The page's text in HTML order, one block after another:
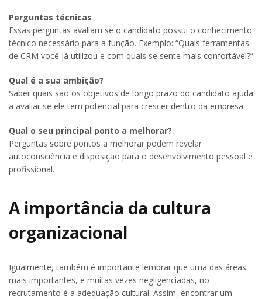
Perguntas técnicas
Essas perguntas avaliam se o candidato possui o conhecimento
técnico necessário para a função. Exemplo: “Quais ferramentas
de CRM você já utilizou e com quais se sente mais confortável?”
Qual é a sua ambição?
Saber quais são os objetivos de longo prazo do candidato ajuda
a avaliar se ele tem potencial para crescer dentro da empresa.
Qual o seu principal ponto a melhorar?
Perguntas sobre pontos a melhorar podem revelar
autoconsciência e disposição para o desenvolvimento pessoal e
profissional.
A importância da cultura
organizacional
Igualmente, também é importante lembrar que uma das áreas
mais importantes, e muitas vezes negligenciadas, no
recrutamento é a adequação cultural. Assim, encontrar um